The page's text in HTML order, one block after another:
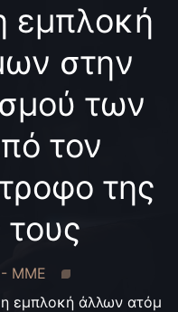
εμπλοκή
στην
των
τον
της
- ΜΜΕ
η εμπλοκή άλλων ατόμ